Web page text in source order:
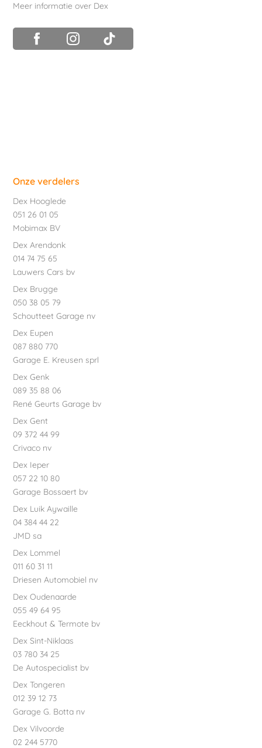
Meer informatie over Dex
Onze verdelers
Dex Hooglede
051 26 01 05
Mobimax BV
Dex Arendonk
014 74 75 65
Lauwers Cars bv
Dex Brugge
050 38 05 79
Schoutteet Garage nv
Dex Eupen
087 880 770
Garage E. Kreusen sprl
Dex Genk
089 35 88 06
René Geurts Garage bv
Dex Gent
09 372 44 99
Crivaco nv
Dex Ieper
057 22 10 80
Garage Bossaert bv
Dex Luik Aywaille
04 384 44 22
JMD sa
Dex Lommel
011 60 31 11
Driesen Automobiel nv
Dex Oudenaarde
055 49 64 95
Eeckhout & Termote bv
Dex Sint-Niklaas
03 780 34 25
De Autospecialist bv
Dex Tongeren
012 39 12 73
Garage G. Botta nv
Dex Vilvoorde
02 244 5770